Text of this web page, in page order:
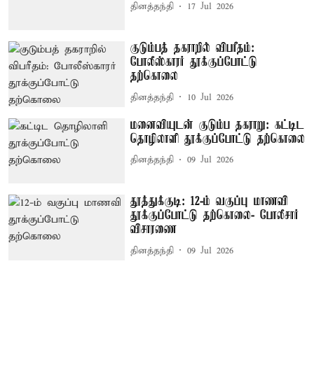
தினத்தந்தி 17 Jul 2026
குடும்பத் தகராறில் விபரீதம்:
போலீஸ்காரர் தூக்குப்போட்டு
தற்கொலை
தினத்தந்தி 10 Jul 2026
மனைவியுடன் குடும்ப தகராறு: கட்டிட
தொழிலாளி தூக்குப்போட்டு தற்கொலை
தினத்தந்தி 09 Jul 2026
தூத்துக்குடி: 12-ம் வகுப்பு மாணவி
தூக்குப்போட்டு தற்கொலை- போலீசார்
விசாரணை
தினத்தந்தி 09 Jul 2026